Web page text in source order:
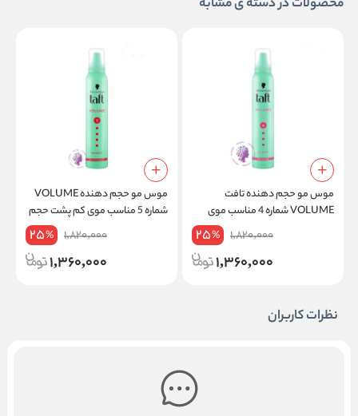
محصولات در دسته ی مشابه
موس مو حجم دهنده تافت
VOLUME شماره 4 مناسب موی
1,820,000
25%
1,360,000
موس مو حجم دهنده VOLUME
شماره 5 مناسب موی کم پشت حجم
1,820,000
25%
1,360,000
نظرات کاربران